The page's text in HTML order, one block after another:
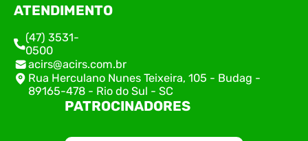
ATENDIMENTO
(47) 3531-
0500
acirs@acirs.com.br
Rua Herculano Nunes Teixeira, 105 - Budag -
89165-478 - Rio do Sul - SC
PATROCINADORES